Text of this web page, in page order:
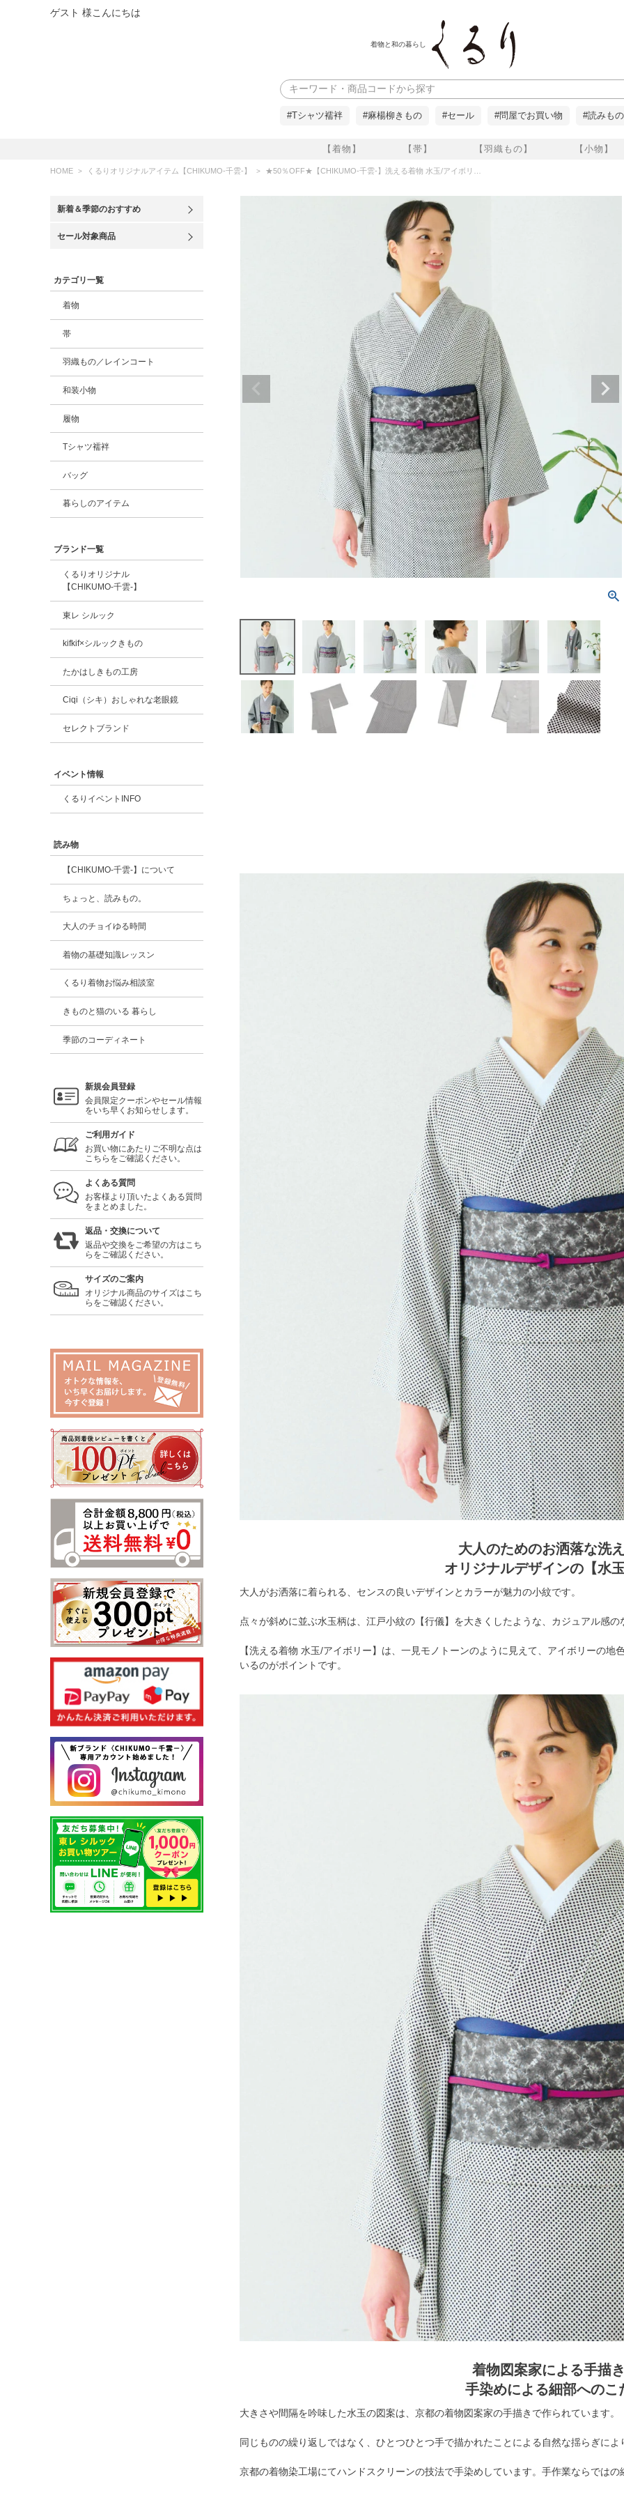
ゲスト 様こんにちは
着物と和の暮らし
【着物】 【帯】 【羽織もの】 【小物】
検索
#Tシャツ襦袢 #麻楊柳きもの #セール #問屋でお買い物 #読みもの
HOME くるりオリジナルアイテム【CHIKUMO-千雲-】 ★50％OFF★【CHIKUMO-千雲-】洗える着物 水玉/アイボリー 袷小紋 くるり
新着＆季節のおすすめ
セール対象商品
カテゴリ一覧
着物
帯
羽織もの／レインコート
和装小物
履物
Tシャツ襦袢
バッグ
暮らしのアイテム
ブランド一覧
くるりオリジナル
【CHIKUMO-千雲-】
東レ シルック
kifkif×シルックきもの
たかはしきもの工房
Ciqi（シキ）おしゃれな老眼鏡
セレクトブランド
イベント情報
くるりイベントINFO
読み物
【CHIKUMO-千雲-】について
ちょっと、読みもの。
大人のチョイゆる時間
着物の基礎知識レッスン
くるり着物お悩み相談室
きものと猫のいる 暮らし
季節のコーディネート
新規会員登録
会員限定クーポンやセール情報
をいち早くお知らせします。
ご利用ガイド
お買い物にあたりご不明な点は
こちらをご確認ください。
よくある質問
お客様より頂いたよくある質問
をまとめました。
返品・交換について
返品や交換をご希望の方はこち
らをご確認ください。
サイズのご案内
オリジナル商品のサイズはこち
らをご確認ください。
大人のためのお洒落な洗
オリジナルデザインの【水
大人がお洒落に着られる、センスの良いデザインとカラーが魅力の小紋です。
点々が斜めに並ぶ水玉柄は、江戸小紋の【行儀】を大きくしたような、カジュアル感
【洗える着物 水玉/アイボリー】は、一見モノトーンのように見えて、アイボリーの
いるのがポイントです。
着物図案家による手描
手染めによる細部へのこ
大きさや間隔を吟味した水玉の図案は、京都の着物図案家の手描きで作られています。
同じものの繰り返しではなく、ひとつひとつ手で描かれたことによる自然な揺らぎに
京都の着物染工場にてハンドスクリーンの技法で手染めしています。手作業ならでは